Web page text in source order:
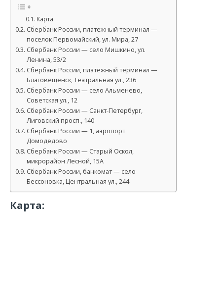
Карта:
Сбербанк России, платежный терминал —
поселок Первомайский, ул. Мира, 27
Сбербанк России — село Мишкино, ул.
Ленина, 53/2
Сбербанк России, платежный терминал —
Благовещенск, Театральная ул., 236
Сбербанк России — село Альменево,
Советская ул., 12
Сбербанк России — Санкт-Петербург,
Лиговский просп., 140
Сбербанк России — 1, аэропорт
Домодедово
Сбербанк России — Старый Оскол,
микрорайон Лесной, 15А
Сбербанк России, банкомат — село
Бессоновка, Центральная ул., 244
Карта: